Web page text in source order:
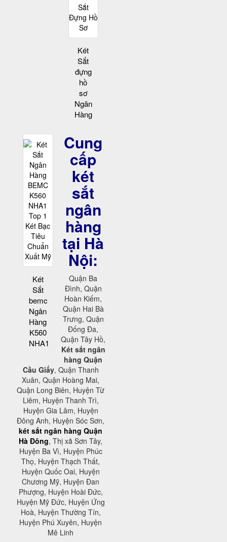
Két
Sắt
đựng
hồ
sơ
Ngân
Hàng
Két
Sắt
bemc
Ngân
Hàng
K560
NHA1
Cung
cấp
két
sắt
ngân
hàng
tại Hà
Nội:
Quận Ba
Đình, Quận
Hoàn Kiếm,
Quận Hai Bà
Trưng, Quận
Đống Đa,
Quận Tây Hồ,
Két sắt ngân
hàng Quận
Cầu Giấy, Quận Thanh
Xuân, Quận Hoàng Mai,
Quận Long Biên, Huyện Từ
Liêm, Huyện Thanh Trì,
Huyện Gia Lâm, Huyện
Đông Anh, Huyện Sóc Sơn,
két sắt ngân hàng Quận
Hà Đông, Thị xã Sơn Tây,
Huyện Ba Vì, Huyện Phúc
Thọ, Huyện Thạch Thất,
Huyện Quốc Oai, Huyện
Chương Mỹ, Huyện Đan
Phượng, Huyện Hoài Đức,
Huyện Mỹ Đức, Huyện Ứng
Hoà, Huyện Thường Tín,
Huyện Phú Xuyên, Huyện
Mê Linh